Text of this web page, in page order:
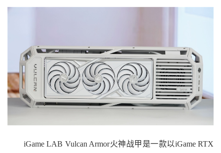
iGame LAB Vulcan Armor火神战甲是一款以iGame RTX